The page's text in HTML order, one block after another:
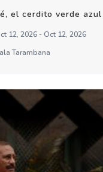
el cerdito verde azul
12, 2026 - Oct 12, 2026
Tarambana